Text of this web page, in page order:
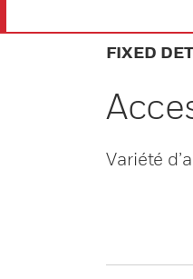
FIXED
Variété